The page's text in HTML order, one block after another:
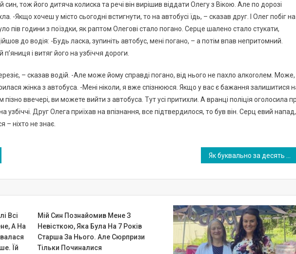
син, тож його дитяча колиска та речі він вирішив віддати Олегу з Вікою. Але по дорозі
-Якщо хочеш у місто сьогодні встигнути, то на автобусі їдь, – сказав друг. І Олег побіг на
пів години з поїздки, як раптом Олегові стало погано. Серце шалено стало стукати,
до водія: -Будь ласка, зупиніть автобус, мені погано, – а потім впав непритомний.
і витяг його на узбіччя дороги.
– сказав водій. -Але може йому справді погано, від нього не пахло алкоroлем. Може,
жінка з автобуса. -Мені ніколи, я вже спізнююся. Якщо у вас є бажання залишитися
ввечері, ви можете вийти з автобуса. Тут усі притихли. А вранці полiція оголосила
узбіччі. Друг Олега приїхав на впізнання, все підтвердилося, то був він. Серц евий напад,
– ніхто не знає.
Всі
А На
Їй
Мій Син Познайомив Мене З
Невісткою, Яка Була На 7 Років
Старша За Нього. Але Сюрпризи
Тільки Починалися